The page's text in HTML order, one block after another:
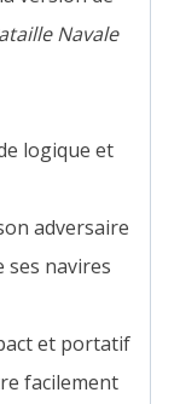
Navale
logique et
adversaire
ses navires
et portatif
facilement